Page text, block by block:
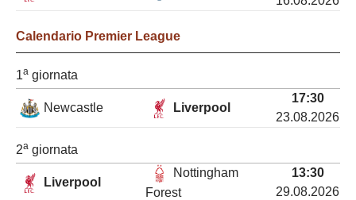
Calendario Premier League
1a giornata
Newcastle Liverpool
17:30
23.08.2026
2a giornata
Liverpool
Nottingham
Forest
13:30
29.08.2026